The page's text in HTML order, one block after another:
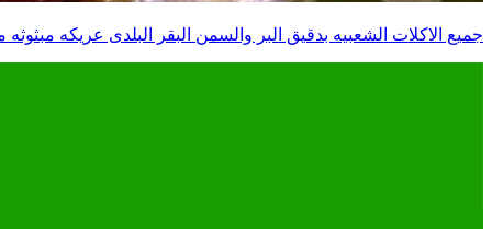
جميع الاكلات الشعبيه بدقيق البر والسمن البقر البلدى عريكه مبثوثه